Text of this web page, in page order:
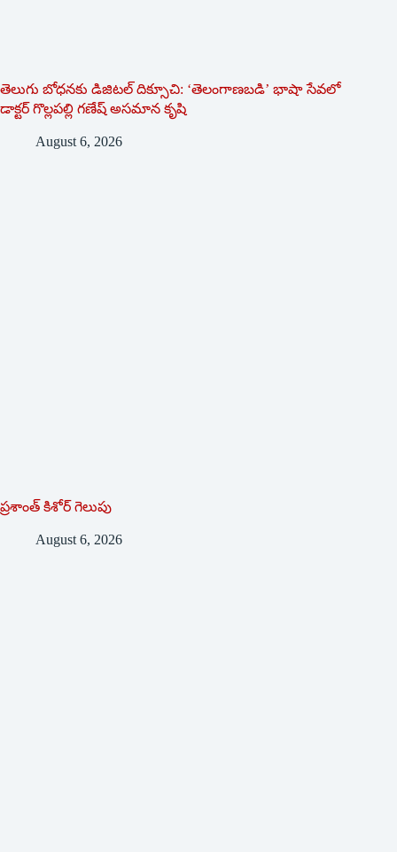
తెలుగు బోధనకు డిజిటల్ దిక్సూచి: ‘తెలంగాణబడి’ భాషా సేవలో
డాక్టర్ గొల్లపల్లి గణేష్ అసమాన కృషి
August 6, 2026
ప్రశాంత్‌ ‌కిశోర్‌ ‌గెలుపు
August 6, 2026